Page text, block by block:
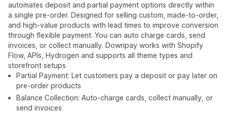
automates deposit and partial payment options directly within
a single pre-order. Designed for selling custom, made-to-order,
and high-value products with lead times to improve conversion
through flexible payment. You can auto charge cards, send
invoices, or collect manually. Downpay works with Shopify
Flow, APIs, Hydrogen and supports all theme types and
storefront setups
Partial Payment: Let customers pay a deposit or pay later on
pre-order products
Balance Collection: Auto-charge cards, collect manually, or
send invoices